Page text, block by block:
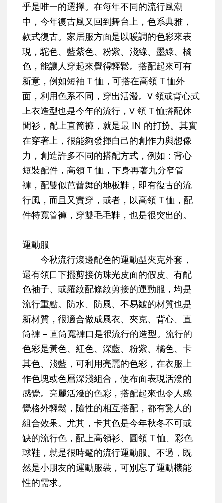
乎是唯一的選擇。在每年不同的流行風潮
中，今年復古風又回到舞台上，色系典雅，
款式復古。家居服方面是以暖調的色彩來表
現，駝色、藍紫色、粉紫、淺綠、墨綠、橘
色，能讓人穿起來覺得輕鬆。搭配起來可有
新意，例如短袖 T 恤，可搭在高領 T 恤外
面，利用色系不同，穿出活潑。V 領或背心式
上衣造型也是今年的流行，V 領 T 恤搭配休
閒衫，配上直筒褲，就是最 IN 的打扮。其實
在穿著上，很能夠發揮自己的創作力與想像
力，創造許多不同的搭配方式，例如：背心
短裝配件，高領 T 恤，下身再著九分窄管
褲，配雙似芭蕾舞的地板鞋，即有復古的流
行風，而且又實穿，或者，以高領 T 恤，配
件特寬管褲，穿雙毛毛鞋，也是很突出的。
運動服
今秋流行滾邊配色的運動型夾克外套，
還有領口下擺剪接仿珠光皮面的假皮、有配
色袖子、或羅紋配條紋剪接的運動服，均是
流行重點。防水、防風、不易皺的材質也是
新材質，很適合做成風衣、夾克、背心、直
筒褲 – 直筒寬褲口是很流行的造型。流行的
色彩是黃色、紅色、深藍、粉紫、橘色、卡
其色、淺藍，可利用亮麗的色彩，在衣服上
作色塊或色層深淺組合，使布面表現活潑的
感覺。亮麗活潑的色彩，搭配起來也令人感
覺格外輕鬆，隨性的相互搭配，都有驚人的
組合效果。尤其，卡其色是今年秋冬不可或
缺的流行色，配上高領衫、圓領 T 恤、彩色
球鞋，就是很時髦的流行運動服。不過，既
然是小朋友的運動服裝，可別忘了運動機能
性的需求。